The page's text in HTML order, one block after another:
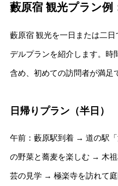
藪原宿 観光プラン例
藪原宿 観光を一日または二
デルプランを紹介します。時
含め、初めての訪問者が満足
日帰りプラン（半日）
午前：藪原駅到着 → 道の駅
の野菜と蕎麦を楽しむ → 木
芸の見学 → 極楽寺を訪れて庭